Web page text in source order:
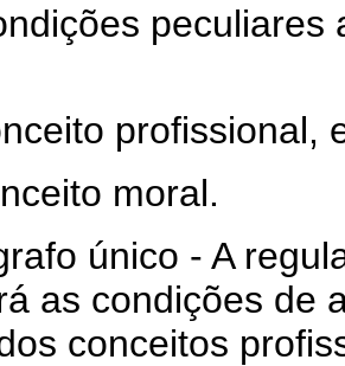
peculiares a
profissional,
moral.
único - A
as condições de
conceitos